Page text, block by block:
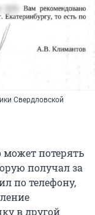
Свердловской
может потерять
получал за
по телефону,
в другой